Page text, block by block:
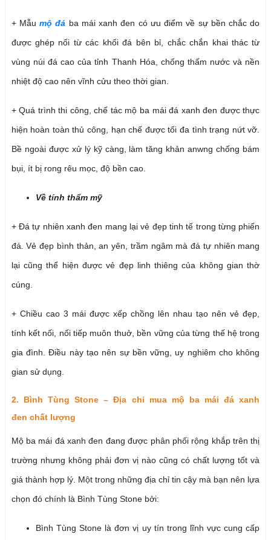
+ Mẫumộ đá ba mái xanh đen có ưu điểm về sự bền chắc do
được ghép nối từ các khối đá bên bỉ, chắc chắn khai thác từ
vùng núi đá cao của tỉnh Thanh Hóa, chống thấm nước và nền
nhiệt độ cao nên vĩnh cửu theo thời gian.
+ Quá trình thi công, chế tác mộ ba mái đá xanh đen được thực
hiện hoàn toàn thủ công, hạn chế được tối đa tình trạng nứt vỡ.
Bề ngoài được xử lý kỹ càng, làm tăng khản anwng chống bám
bụi, ít bị rong rêu mọc, độ bền cao.
Về tính thẩm mỹ
+ Đá tự nhiên xanh đen mang lại vẻ đẹp tinh tế trong từng phiến
đá. Vẻ đẹp bình thản, an yên, trầm ngâm mà đá tự nhiên mang
lại cũng thể hiện được vẻ đẹp linh thiêng của không gian thờ
cúng.
+ Chiều cao 3 mái được xếp chồng lên nhau tạo nên vẻ đẹp,
tính kết nối, nối tiếp muôn thuở, bền vững của từng thế hệ trong
gia đình. Điều này tạo nên sự bền vững, uy nghiêm cho không
gian sử dụng.
2. Bình Tùng Stone – Địa chỉ mua mộ ba mái đá xanh
đen chất lượng
Mộ ba mái đá xanh đen đang được phân phối rộng khắp trên thị
trường nhưng không phải đơn vị nào cũng có chất lượng tốt và
giá thành hợp lý. Một trong những địa chỉ tin cậy mà bạn nên lựa
chọn đó chính là Bình Tùng Stone bởi:
Bình Tùng Stone là đơn vị uy tín trong lĩnh vực cung cấp